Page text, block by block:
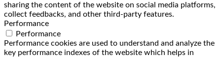
sharing the content of the website on social media platforms,
collect feedbacks, and other third-party features.
Performance
Performance
Performance cookies are used to understand and analyze the
key performance indexes of the website which helps in